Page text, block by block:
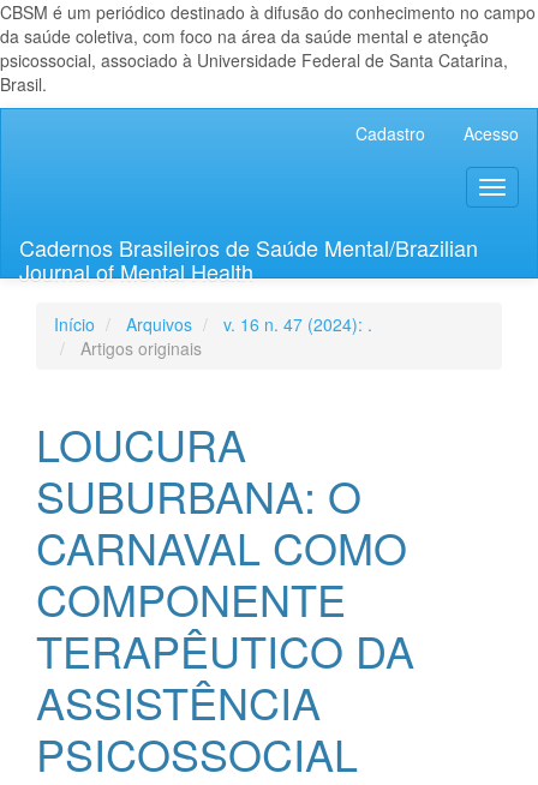
CBSM é um periódico destinado à difusão do conhecimento no campo
da saúde coletiva, com foco na área da saúde mental e atenção
psicossocial, associado à Universidade Federal de Santa Catarina,
Brasil.
Lateral
Cadastro Acesso
Cadernos Brasileiros de Saúde Mental/Brazilian
Journal of Mental Health
Início Arquivos
v. 16 n. 47 (2024): .
Artigos originais
LOUCURA
SUBURBANA: O
CARNAVAL COMO
COMPONENTE
TERAPÊUTICO DA
ASSISTÊNCIA
PSICOSSOCIAL